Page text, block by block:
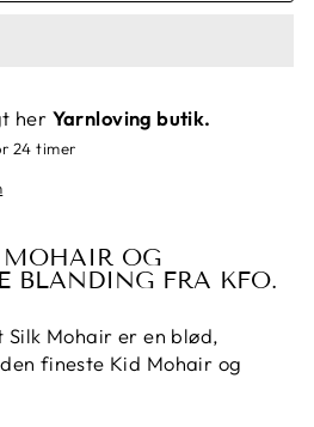
her Yarnloving butik.
24 timer
OG
BLANDING FRA KFO.
Mohair er en blød,
fineste Kid Mohair og